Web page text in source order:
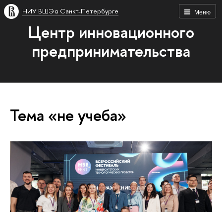
Меню
НИУ ВШЭ в Санкт-Петербурге
Центр инновационного
предпринимательства
Тема «не учеба»